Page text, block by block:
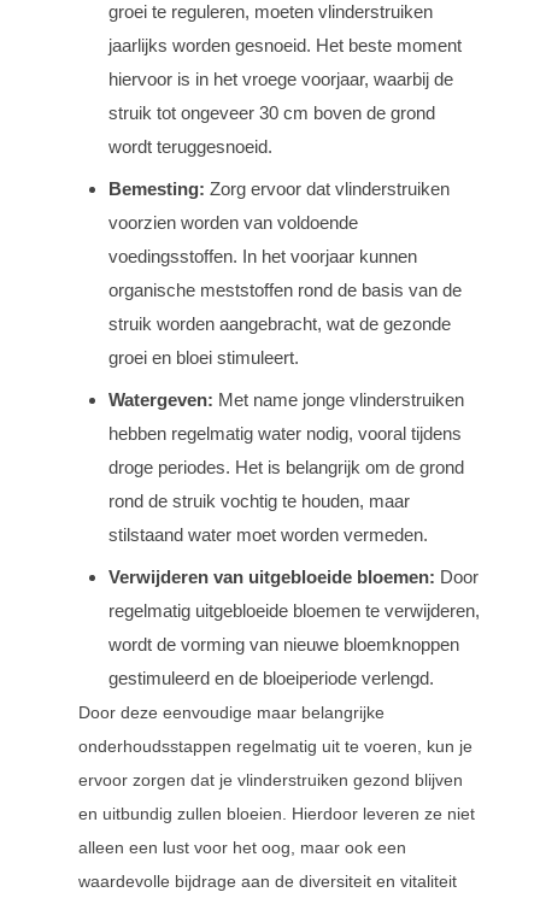
groei te reguleren, moeten vlinderstruiken
jaarlijks worden gesnoeid. Het beste moment
hiervoor is in het vroege voorjaar, waarbij de
struik tot ongeveer 30 cm boven de grond
wordt teruggesnoeid.
Bemesting: Zorg ervoor dat vlinderstruiken
voorzien worden van voldoende
voedingsstoffen. In het voorjaar kunnen
organische meststoffen rond de basis van de
struik worden aangebracht, wat de gezonde
groei en bloei stimuleert.
Watergeven: Met name jonge vlinderstruiken
hebben regelmatig water nodig, vooral tijdens
droge periodes. Het is belangrijk om de grond
rond de struik vochtig te houden, maar
stilstaand water moet worden vermeden.
Verwijderen van uitgebloeide bloemen: Door
regelmatig uitgebloeide bloemen te verwijderen,
wordt de vorming van nieuwe bloemknoppen
gestimuleerd en de bloeiperiode verlengd.
Door deze eenvoudige maar belangrijke
onderhoudsstappen regelmatig uit te voeren, kun je
ervoor zorgen dat je vlinderstruiken gezond blijven
en uitbundig zullen bloeien. Hierdoor leveren ze niet
alleen een lust voor het oog, maar ook een
waardevolle bijdrage aan de diversiteit en vitaliteit